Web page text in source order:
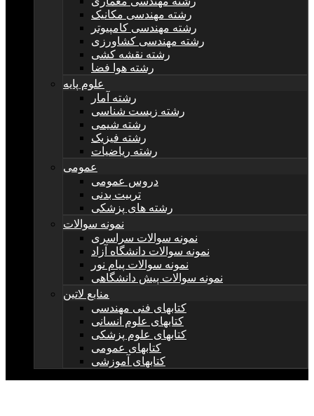
رشته مهندسی مکانیک
رشته مهندسی کامپیوتر
رشته مهندسی کشاورزی
رشته نقشه کشی
رشته هوا فضا
علوم پایه
رشته آمار
رشته زیست شناسی
رشته شیمی
رشته فیزیک
رشته ریاضیات
عمومی
دروس عمومی
تربیت بدنی
رشته های پزشکی
نمونه سوالات
نمونه سوالات سراسری
نمونه سوالات دانشگاه آزاد
نمونه سوالات پیام نور
نمونه سوالات پیش دانشگاهی
منابع لاتین
کتابهای فنی مهندسی
کتابهای علوم انسانی
کتابهای علوم پزشکی
کتابهای عمومی
کتابهای آموزشی